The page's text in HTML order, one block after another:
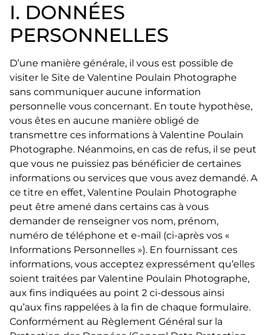
I. DONNÉES
PERSONNELLES
D’une manière générale, il vous est possible de
visiter le Site de Valentine Poulain Photographe
sans communiquer aucune information
personnelle vous concernant. En toute hypothèse,
vous êtes en aucune manière obligé de
transmettre ces informations à Valentine Poulain
Photographe. Néanmoins, en cas de refus, il se peut
que vous ne puissiez pas bénéficier de certaines
informations ou services que vous avez demandé. A
ce titre en effet, Valentine Poulain Photographe
peut être amené dans certains cas à vous
demander de renseigner vos nom, prénom,
numéro de téléphone et e-mail (ci-après vos «
Informations Personnelles »). En fournissant ces
informations, vous acceptez expressément qu’elles
soient traitées par Valentine Poulain Photographe,
aux fins indiquées au point 2 ci-dessous ainsi
qu’aux fins rappelées à la fin de chaque formulaire.
Conformément au Règlement Général sur la